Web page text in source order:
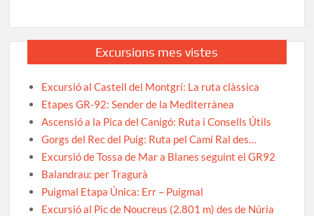
Excursions mes vistes
Excursió al Castell del Montgrí: La ruta clàssica
Etapes GR-92: Sender de la Mediterrànea
Ascensió a la Pica del Canigó: Ruta i Consells Útils
Gorgs del Rec del Puig: Ruta pel Camí Ral des…
Excursió de Tossa de Mar a Blanes seguint el GR92
Balandrau: per Tragurà
Puigmal Etapa Única: Err – Puigmal
Excursió al Pic de Noucreus (2.801 m) des de Núria